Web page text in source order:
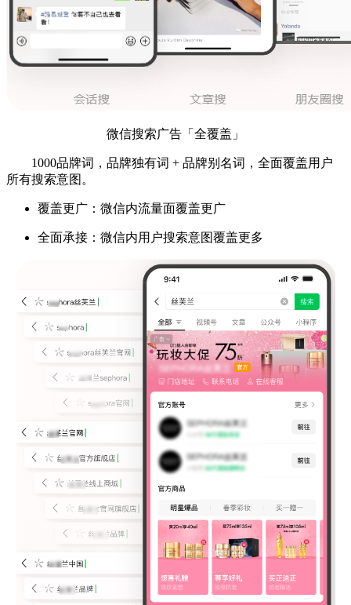
微信搜索广告「全覆盖」
1000品牌词，品牌独有词 + 品牌别名词，全面覆盖用户
所有搜索意图。
覆盖更广：微信内流量面覆盖更广
全面承接：微信内用户搜索意图覆盖更多